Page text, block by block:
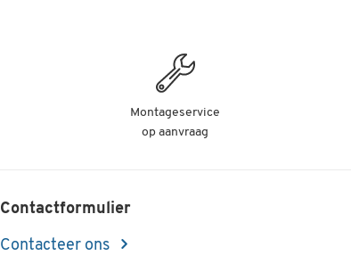
Montageservice
op aanvraag
Contactformulier
Contacteer ons